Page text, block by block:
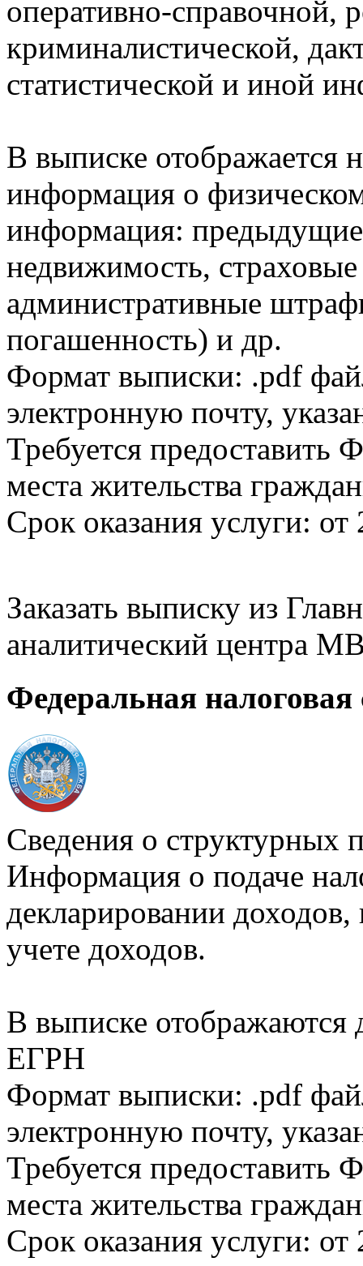
оперативно-справочной,
криминалистической,
статистической и иной
В выписке отображается
информация о
информация:
недвижимость,
административные
погашенность) и др.
Формат выписки: .pdf
электронную почту,
Требуется
места жительства
Срок оказания услуги: от
Заказать выписку из
аналитический центра
Федеральная налоговая
Сведения о структурных
Информация о подаче
декларировании доходов,
учете доходов.
В выписке
ЕГРН
Формат выписки: .pdf
электронную почту,
Требуется
места жительства
Срок оказания услуги: от